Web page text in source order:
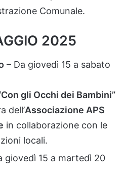
Comunale.
2025
– Da giovedì 15 a sabato
Con gli Occhi dei Bambini”
dell’Associazione APS
in collaborazione con le
locali.
giovedì 15 a martedì 20